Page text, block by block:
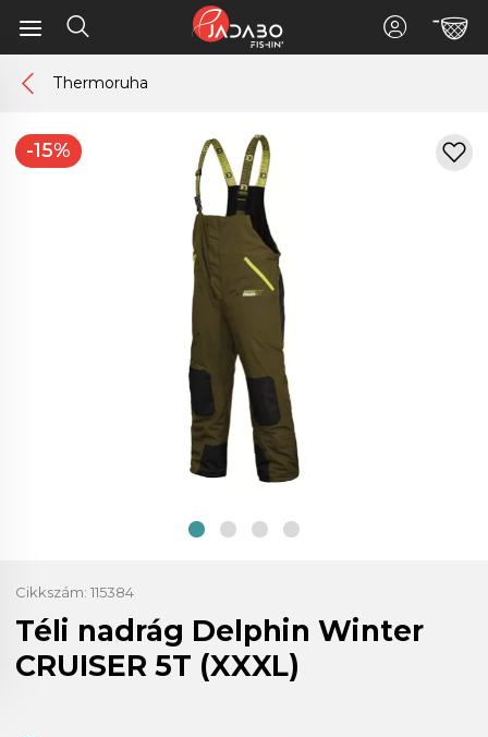
Thermoruha
-15%
Cikkszám: 115384
Téli nadrág Delphin Winter
CRUISER 5T (XXXL)